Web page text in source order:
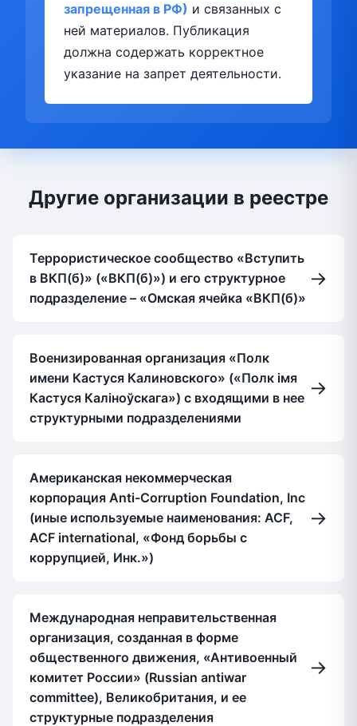
запрещенная в РФ) и связанных с
ней материалов. Публикация
должна содержать корректное
указание на запрет деятельности.
Другие организации в реестре
Террористическое сообщество «Вступить
в ВКП(б)» («ВКП(б)») и его структурное
подразделение – «Омская ячейка «ВКП(б)»
→
Военизированная организация «Полк
имени Кастуся Калиновского» («Полк iмя
Кастуся Калiноўскага») с входящими в нее
структурными подразделениями
→
Американская некоммерческая
корпорация Anti-Corruption Foundation, Inc
(иные используемые наименования: ACF,
ACF international, «Фонд борьбы с
коррупцией, Инк.»)
→
Международная неправительственная
организация, созданная в форме
общественного движения, «Антивоенный
комитет России» (Russian antiwar
committee), Великобритания, и ее
структурные подразделения
→